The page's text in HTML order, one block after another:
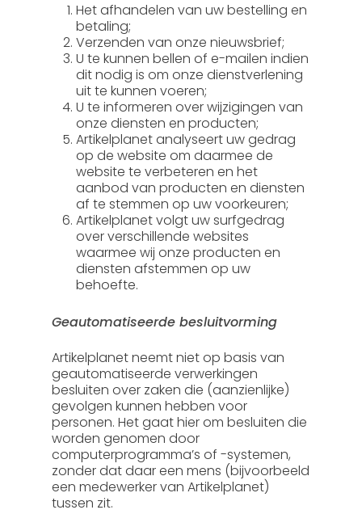
Het afhandelen van uw bestelling en
betaling;
Verzenden van onze nieuwsbrief;
U te kunnen bellen of e-mailen indien
dit nodig is om onze dienstverlening
uit te kunnen voeren;
U te informeren over wijzigingen van
onze diensten en producten;
Artikelplanet analyseert uw gedrag
op de website om daarmee de
website te verbeteren en het
aanbod van producten en diensten
af te stemmen op uw voorkeuren;
Artikelplanet volgt uw surfgedrag
over verschillende websites
waarmee wij onze producten en
diensten afstemmen op uw
behoefte.
Geautomatiseerde besluitvorming
Artikelplanet neemt niet op basis van
geautomatiseerde verwerkingen
besluiten over zaken die (aanzienlijke)
gevolgen kunnen hebben voor
personen. Het gaat hier om besluiten die
worden genomen door
computerprogramma’s of -systemen,
zonder dat daar een mens (bijvoorbeeld
een medewerker van Artikelplanet)
tussen zit.